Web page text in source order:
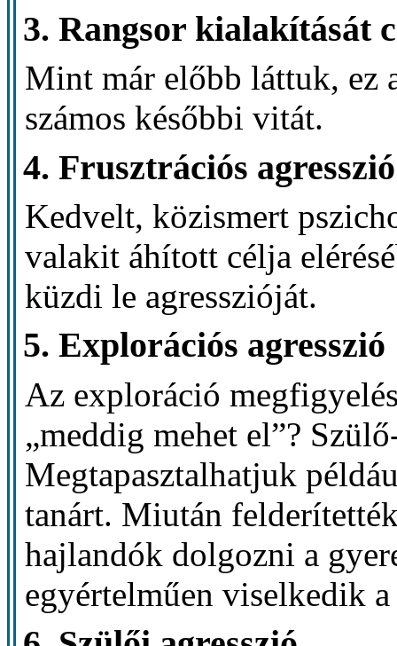
3. Rangsor kialakítását
Mint már előbb láttuk, ez
számos későbbi vitát.
4. Frusztrációs agresszió
Kedvelt, közismert
valakit áhított célja
küzdi le agresszióját.
5. Explorációs agresszió
Az exploráció
„meddig mehet el”?
Megtapasztalhatjuk
tanárt. Miután
hajlandók dolgozni a
egyértelműen viselkedik